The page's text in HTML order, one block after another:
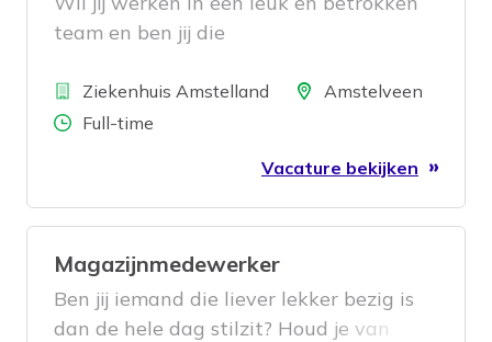
team en ben jij die
die
BedrijfZiekenhuis Amstelland LocatieAmstelveen
Aantal uren
Full-time
Vacature bekijken
Magazijnmedewerker
Ben jij iemand die liever lekker bezig is
dan de hele dag stilzit? Houd je van